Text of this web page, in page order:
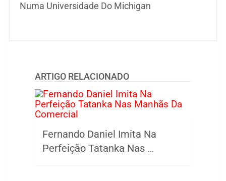
Numa Universidade Do Michigan
ARTIGO RELACIONADO
Fernando Daniel Imita Na
Perfeição Tatanka Nas …